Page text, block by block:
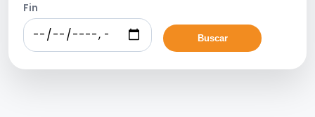
Fin
Buscar